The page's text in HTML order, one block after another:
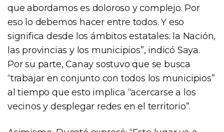
que abordamos es doloroso y complejo. Por
eso lo debemos hacer entre todos. Y eso
significa desde los ámbitos estatales: la Nación,
las provincias y los municipios”, indicó Saya.
Por su parte, Canay sostuvo que se busca
“trabajar en conjunto con todos los municipios”
al tiempo que esto implica “acercarse a los
vecinos y desplegar redes en el territorio”.